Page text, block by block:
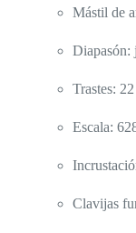
Mástil de
Diapasón:
Trastes: 22
Escala:
Clavijas